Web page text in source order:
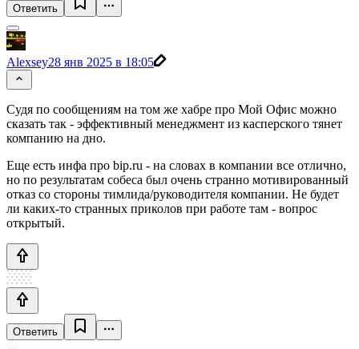
Ответить
Alexsey28 янв 2025 в 18:05
Судя по сообщениям на том же хабре про Мой Офис можно
сказать так - эффективный менеджмент из касперского тянет
компанию на дно.
Еще есть инфа про bip.ru - на словах в компании все отлично,
но по результатам собеса был очень странно мотивированный
отказ со стороны тимлида/руководителя компании. Не будет
ли каких-то странных приколов при работе там - вопрос
открытый.
Ответить